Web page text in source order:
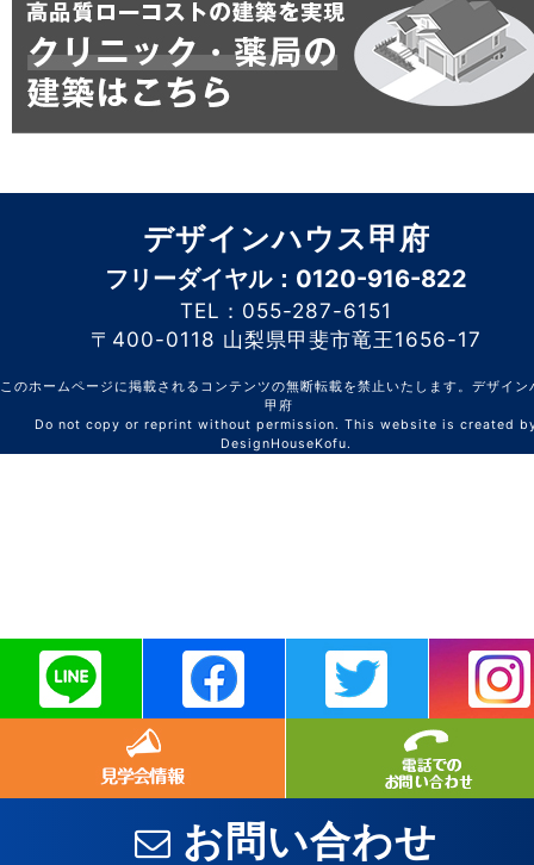
デザインハウス甲府
フリーダイヤル：0120-916-822
TEL：055-287-6151
〒400-0118 山梨県甲斐市竜王1656-17
このホームページに掲載されるコンテンツの無断転載を禁止いたします。デザイン
甲府
Do not copy or reprint without permission. This website is created
DesignHouseKofu.
お問い合わせ